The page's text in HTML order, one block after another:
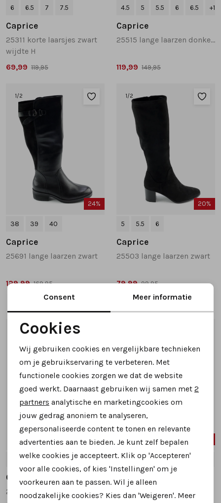
6 6.5 7 7.5
Caprice
25311 korte laarsjes zwart
wijdte H
69,99 119,95
4.5 5 5.5 6 6.5 +1
Caprice
25515 lange laarzen donkerbruin
119,99 149,95
1 /2
24%
38 39 40
Caprice
25691 lange laarzen zwart
129,99 169,95
1 /2
20%
5 5.5 6
Caprice
25503 lange laarzen zwart
79,99 99,95
/2
20%
Caprice
25503 lange laarzen taupe
5 5.5 6 6.5
Caprice
Noodzakelijke cookies
Personalisatie cookies
Analytische cookies
Marketing cookies
Consent Meer informatie
Cookies
Wij gebruiken cookies en vergelijkbare technieken
om je gebruikservaring te verbeteren. Met
functionele cookies zorgen we dat de website
goed werkt. Daarnaast gebruiken wij samen met 2
partners analytische en marketingcookies om
jouw gedrag anoniem te analyseren,
gepersonaliseerde content te tonen en relevante
advertenties aan te bieden. Je kunt zelf bepalen
welke cookies je accepteert. Klik op 'Accepteren'
voor alle cookies, of kies 'Instellingen' om je
voorkeuren aan te passen. Wil je alleen
noodzakelijke cookies? Kies dan 'Weigeren'. Meer